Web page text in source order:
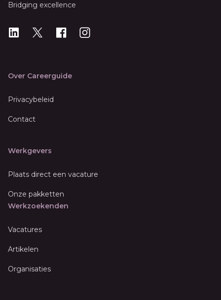
Bridging excellence
LinkedIn
X Instagram
Over Careerguide
Privacybeleid
Contact
Werkgevers
Plaats direct een vacature
Onze pakketten
Werkzoekenden
Vacatures
Artikelen
Organisaties